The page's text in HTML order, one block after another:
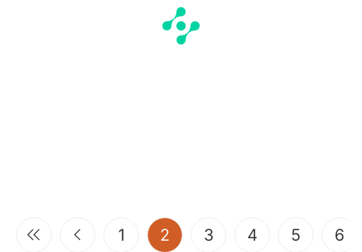
1 2 (current)
3 4 5 6